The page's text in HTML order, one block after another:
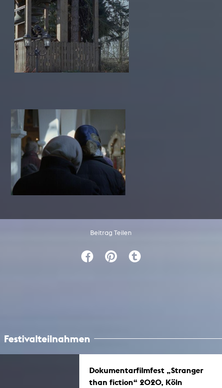
Beitrag Teilen
Festivalteilnahmen
Dokumentarfilmfest „Stranger
than fiction“ 2020, Köln